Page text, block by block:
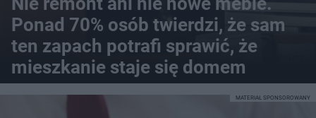
Ponad 70% osób twierdzi, że sam
ten zapach potrafi sprawić, że
mieszkanie staje się domem
MATERIAŁ SPONSOROWANY